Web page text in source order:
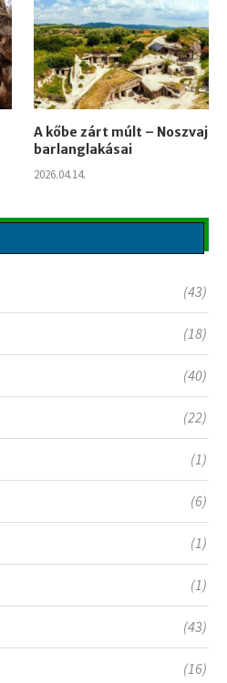
A kőbe zárt múlt – Noszvaj
barlanglakásai
2026.04.14.
(43)
(18)
(40)
(22)
(1)
(6)
(1)
(1)
(43)
(16)